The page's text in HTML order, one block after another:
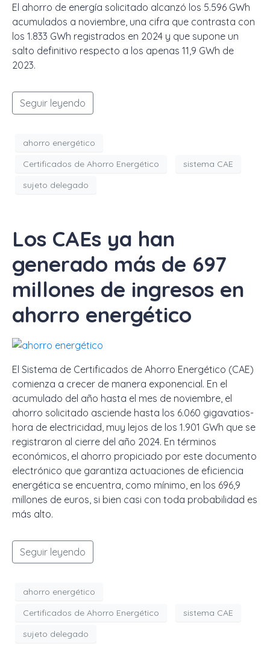
El ahorro de energía solicitado alcanzó los 5.596 GWh
acumulados a noviembre, una cifra que contrasta con
los 1.833 GWh registrados en 2024 y que supone un
salto definitivo respecto a los apenas 11,9 GWh de
2023.
Seguir leyendo
ahorro energético
Certificados de Ahorro Energético
sistema CAE
sujeto delegado
Los CAEs ya han
generado más de 697
millones de ingresos en
ahorro energético
El Sistema de Certificados de Ahorro Energético (CAE)
comienza a crecer de manera exponencial. En el
acumulado del año hasta el mes de noviembre, el
ahorro solicitado asciende hasta los 6.060 gigavatios-
hora de electricidad, muy lejos de los 1.901 GWh que se
registraron al cierre del año 2024. En términos
económicos, el ahorro propiciado por este documento
electrónico que garantiza actuaciones de eficiencia
energética se encuentra, como mínimo, en los 696,9
millones de euros, si bien casi con toda probabilidad es
más alto.
Seguir leyendo
ahorro energético
Certificados de Ahorro Energético
sistema CAE
sujeto delegado